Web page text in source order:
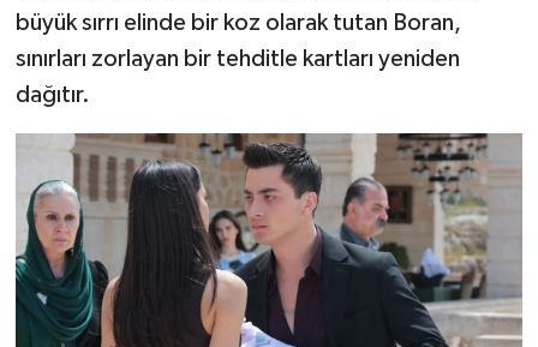
büyük sırrı elinde bir koz olarak tutan Boran,
sınırları zorlayan bir tehditle kartları yeniden
dağıtır.